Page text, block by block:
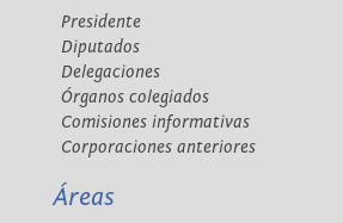
Presidente
Diputados
Delegaciones
Órganos colegiados
Comisiones informativas
Corporaciones anteriores
Áreas